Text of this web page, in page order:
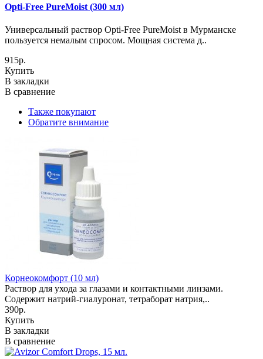
Opti-Free PureMoist (300 мл)
Универсальный раствор Opti-Free PureMoist в Мурманске
пользуется немалым спросом. Мощная система д..
915р.
Купить
В закладки
В сравнение
Также покупают
Обратите внимание
Корнеокомфорт (10 мл)
Раствор для ухода за глазами и контактными линзами.
Содержит натрий-гиалуронат, тетраборат натрия,..
390р.
Купить
В закладки
В сравнение